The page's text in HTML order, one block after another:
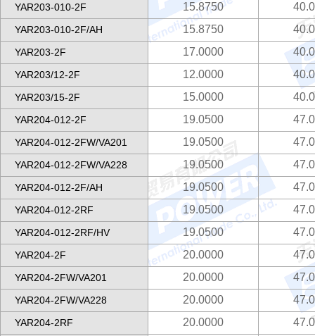
YAR203-010-2F 15.8750
YAR203-010-2F/AH 15.8750
YAR203-2F 17.0000
YAR203/12-2F 12.0000
YAR203/15-2F 15.0000
YAR204-012-2F 19.0500
YAR204-012-2FW/VA201 19.0500
YAR204-012-2FW/VA228 19.0500
YAR204-012-2F/AH 19.0500
YAR204-012-2RF 19.0500
YAR204-012-2RF/HV 19.0500
YAR204-2F 20.0000
YAR204-2FW/VA201 20.0000
YAR204-2FW/VA228 20.0000
YAR204-2RF 20.0000